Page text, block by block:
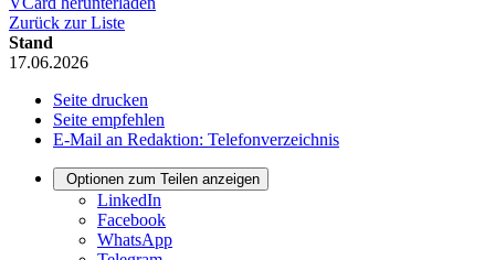
Zurück zur Liste
Stand
17.06.2026
Seite drucken
Seite empfehlen
E-Mail an Redaktion: Telefonverzeichnis
Optionen zum Teilen anzeigen
LinkedIn
Facebook
WhatsApp